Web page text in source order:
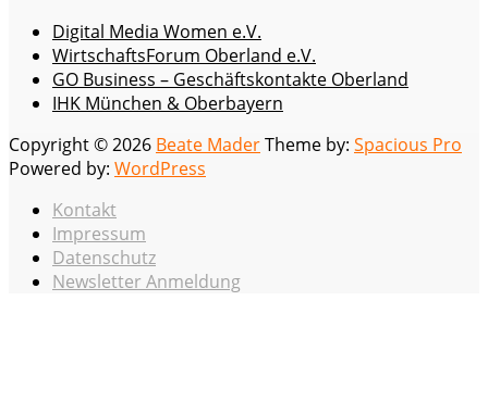
Digital Media Women e.V.
WirtschaftsForum Oberland e.V.
GO Business – Geschäftskontakte Oberland
IHK München & Oberbayern
Copyright © 2026 Beate MaderTheme by: Spacious Pro
Powered by: WordPress
Kontakt
Impressum
Datenschutz
Newsletter Anmeldung